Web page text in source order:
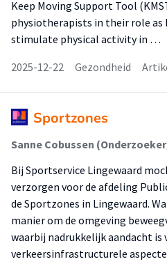
Keep Moving Support Tool
physiotherapists in their role
stimulate physical activity in …
2025-12-22
Gezondheid
Sportzones
Sanne Cobussen
Bij Sportservice Lingewaard
verzorgen voor de afdeling
de Sportzones in Lingewaard.
manier om de omgeving
waarbij nadrukkelijk aandacht is
verkeersinfrastructurele